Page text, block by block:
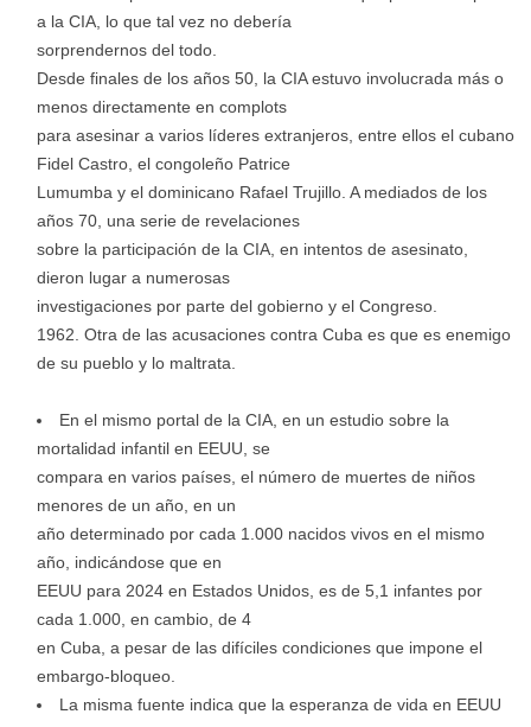
a la CIA, lo que tal vez no debería
sorprendernos del todo.
Desde finales de los años 50, la CIA estuvo involucrada más o
menos directamente en complots
para asesinar a varios líderes extranjeros, entre ellos el cubano
Fidel Castro, el congoleño Patrice
Lumumba y el dominicano Rafael Trujillo. A mediados de los
años 70, una serie de revelaciones
sobre la participación de la CIA, en intentos de asesinato,
dieron lugar a numerosas
investigaciones por parte del gobierno y el Congreso.
Otra de las acusaciones contra Cuba es que es enemigo
de su pueblo y lo maltrata.
En el mismo portal de la CIA, en un estudio sobre la
mortalidad infantil en EEUU, se
compara en varios países, el número de muertes de niños
menores de un año, en un
año determinado por cada 1.000 nacidos vivos en el mismo
año, indicándose que en
EEUU para 2024 en Estados Unidos, es de 5,1 infantes por
cada 1.000, en cambio, de 4
en Cuba, a pesar de las difíciles condiciones que impone el
embargo-bloqueo.
La misma fuente indica que la esperanza de vida en EEUU